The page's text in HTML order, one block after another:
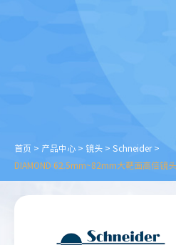
首页 > 产品中心 > 镜头 > Schneider >
DIAMOND 62.5mm~82mm大靶面高倍镜头